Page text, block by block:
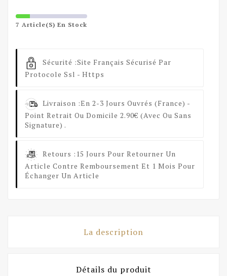
7 Article(s) En Stock
Sécurité :Site Français Sécurisé Par
Protocole Ssl - Https
Livraison :En 2-3 Jours Ouvrés (France) -
Point Retrait Ou Domicile 2.90€ (avec Ou Sans
Signature) .
Retours : 15 Jours Pour Retourner Un
Article Contre Remboursement Et 1 Mois Pour
Échanger Un Article
La description
Détails du produit